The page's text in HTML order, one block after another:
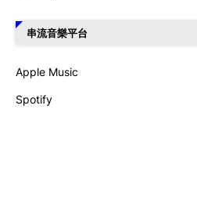
串流音樂平台
Apple Music
Spotify